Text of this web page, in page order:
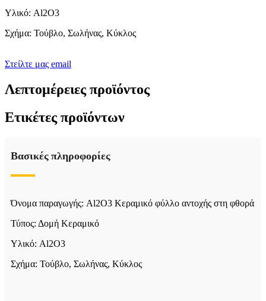
Υλικό: Al2O3
Σχήμα: Τούβλο, Σωλήνας, Κύκλος
Στείλτε μας email
Λεπτομέρειες προϊόντος
Ετικέτες προϊόντων
Βασικές πληροφορίες
Όνομα παραγωγής: Al2O3 Κεραμικό φύλλο αντοχής στη φθορά
Τύπος: Δομή Κεραμικό
Υλικό: Al2O3
Σχήμα: Τούβλο, Σωλήνας, Κύκλος